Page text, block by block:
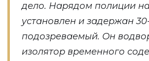
дело. Нарядом полиции
установлен и задержан
подозреваемый. Он
изолятор временного